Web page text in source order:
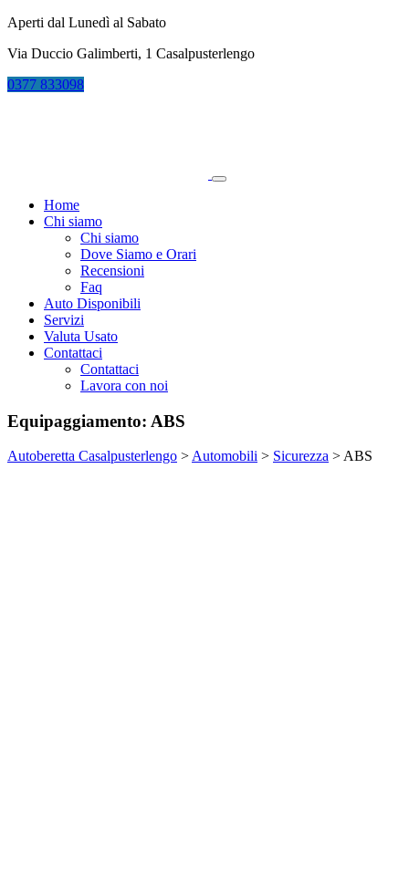
Aperti dal Lunedì al Sabato
Via Duccio Galimberti, 1 Casalpusterlengo
0377 833098
Home
Chi siamo
Chi siamo
Dove Siamo e Orari
Recensioni
Faq
Auto Disponibili
Servizi
Valuta Usato
Contattaci
Contattaci
Lavora con noi
Equipaggiamento: ABS
Autoberetta Casalpusterlengo >Automobili > Sicurezza >ABS